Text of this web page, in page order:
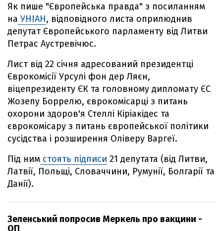
Як пише "Європейська правда" з посиланням
на УНІАН, відповідного листа оприлюднив
депутат Європейського парламенту від Литви
Петрас Аустревічюс.
Лист від 22 січня адресований президентці
Єврокомісії Урсулі фон дер Ляєн,
віцепрезиденту ЄК та головному дипломату ЄС
Жозепу Боррелю, єврокомісарці з питань
охорони здоров'я Стеллі Кіріакідес та
єврокомісару з питань європейської політики
сусідства і розширення Оліверу Варгеї.
Під ним стоять підписи 21 депутата (від Литви,
Латвії, Польщі, Словаччини, Румунії, Болгарії та
Данії).
Зеленський попросив Меркель про вакцини -
ОП